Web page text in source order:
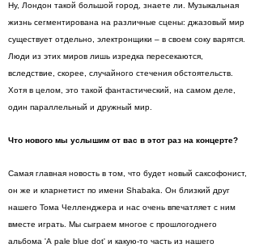
Ну, Лондон такой большой город, знаете ли. Музыкальная
жизнь сегментирована на различные сцены: джазовый мир
существует отдельно, электронщики – в своем соку варятся.
Люди из этих миров лишь изредка пересекаются,
вследствие, скорее, случайного стечения обстоятельств.
Хотя в целом, это такой фантастический, на самом деле,
один параллельный и дружный мир.
Что нового мы услышим от вас в этот раз на концерте?
Самая главная новость в том, что будет новый саксофонист,
он же и кларнетист по имени Shabaka. Он близкий друг
нашего Тома Челленджера и нас очень впечатляет с ним
вместе играть. Мы сыграем многое с прошлогоднего
альбома 'А pale blue dot' и какую-то часть из нашего